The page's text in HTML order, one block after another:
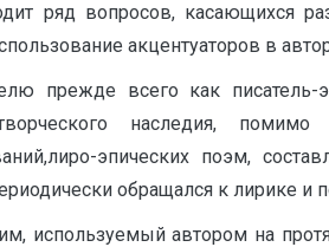
ряд вопросов, касающихся
акцентуаторов в
прежде всего как
наследия,
эпических поэм,
обращался к лирике
используемый автором на